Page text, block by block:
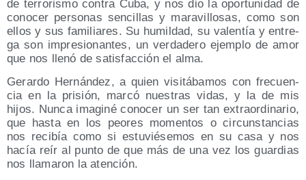
de terro­ris­mo con­tra Cuba, y nos dio la opor­tu­ni­dad de
cono­cer per­so­nas sen­ci­llas y mara­vi­llo­sas, como son
ellos y sus fami­lia­res. Su humil­dad, su valen­tía y entre­
ga son impre­sio­nan­tes, un ver­da­de­ro ejem­plo de amor
que nos lle­nó de satis­fac­ción el alma.
Gerar­do Her­nán­dez, a quien visi­tá­ba­mos con fre­cuen­
cia en la pri­sión, mar­có nues­tras vidas, y la de mis
hijos. Nun­ca ima­gi­né cono­cer un ser tan extra­or­di­na­rio,
que has­ta en los peo­res momen­tos o cir­cuns­tan­cias
nos reci­bía como si estu­vié­se­mos en su casa y nos
hacía reír al pun­to de que más de una vez los guar­dias
nos lla­ma­ron la atención.